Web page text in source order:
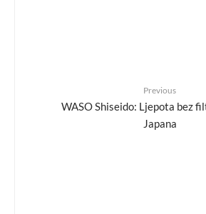
Previous
WASO Shiseido: Ljepota bez
Japana